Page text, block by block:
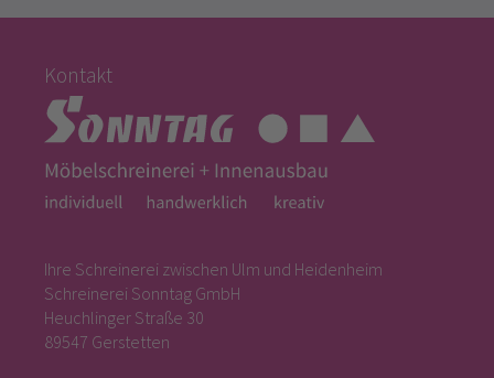
Kontakt
Ihre Schreinerei zwischen Ulm und Heidenheim
Schreinerei Sonntag GmbH
Heuchlinger Straße 30
89547 Gerstetten